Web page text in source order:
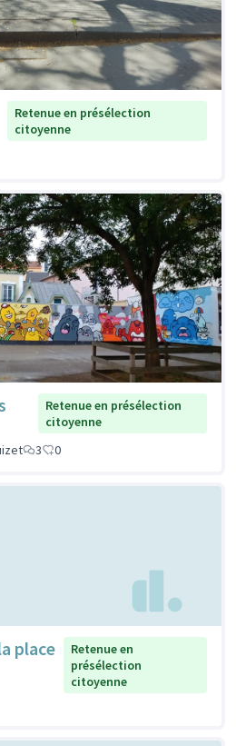
Retenue en présélection
citoyenne
Retenue en présélection
citoyenne
3 0
place
Retenue en
présélection
citoyenne